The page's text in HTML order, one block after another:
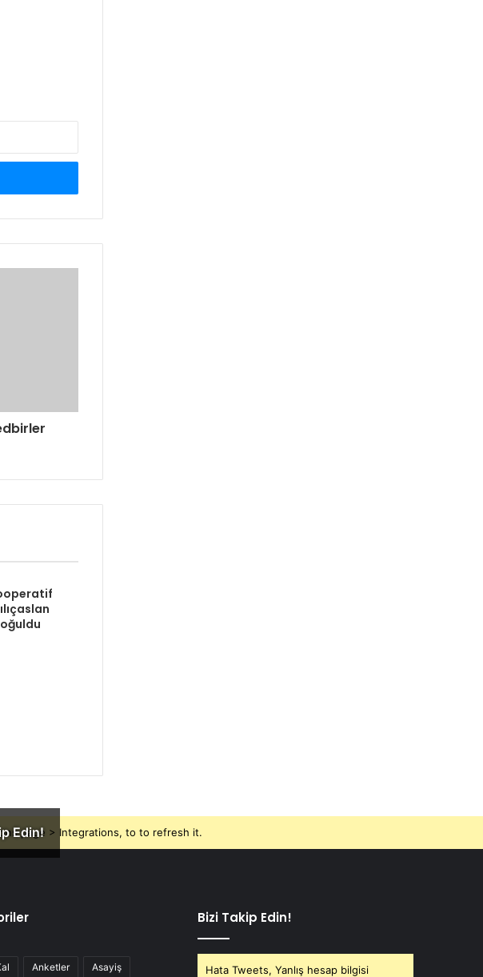
Edin!
page > Integrations, to to refresh it.
Anketler Asayiş
Bizi Takip Edin!
Hata Tweets, Yanlış hesap bilgisi